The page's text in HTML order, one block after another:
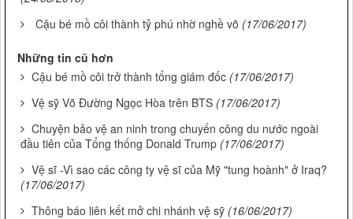
Cậu bé mồ côi thành tỷ phú nhờ nghề võ (17/06/2017)
Những tin cũ hơn
Cậu bé mồ côi trở thành tổng giám đốc (17/06/2017)
Vệ sỹ Võ Đường Ngọc Hòa trên BTS (17/06/2017)
Chuyện bảo vệ an ninh trong chuyến công du nước ngoài
đầu tiên của Tổng thống Donald Trump (17/06/2017)
Vệ sĩ -Vì sao các công ty vệ sĩ của Mỹ "tung hoành" ở Iraq?
(17/06/2017)
Thông báo liên kết mở chi nhánh vệ sỹ (16/06/2017)